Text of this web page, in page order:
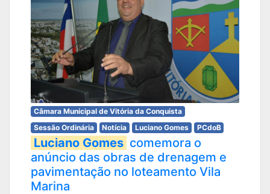
Câmara Municipal de Vitória da Conquista
Sessão Ordinária
Notícia Luciano Gomes PCdoB
Luciano Gomes comemora o
anúncio das obras de drenagem e
pavimentação no loteamento Vila
Marina